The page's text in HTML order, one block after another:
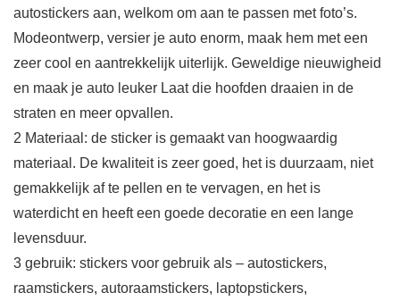
autostickers aan, welkom om aan te passen met foto’s.
Modeontwerp, versier je auto enorm, maak hem met een
zeer cool en aantrekkelijk uiterlijk. Geweldige nieuwigheid
en maak je auto leuker Laat die hoofden draaien in de
straten en meer opvallen.
2 Materiaal: de sticker is gemaakt van hoogwaardig
materiaal. De kwaliteit is zeer goed, het is duurzaam, niet
gemakkelijk af te pellen en te vervagen, en het is
waterdicht en heeft een goede decoratie en een lange
levensduur.
3 gebruik: stickers voor gebruik als – autostickers,
raamstickers, autoraamstickers, laptopstickers,